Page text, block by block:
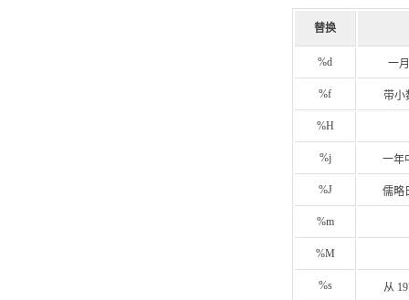
替换
%d 一
%f 带小
%H
%j 一年
%J 儒略
%m
%M
%s 从